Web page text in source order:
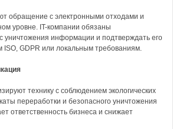
обращение с электронными отходами и
уровне. IT-компании обязаны
уничтожения информации и подтверждать его
ISO, GDPR или локальным требованиям.
технику с соблюдением экологических
переработки и безопасного уничтожения
ответственность бизнеса и снижает